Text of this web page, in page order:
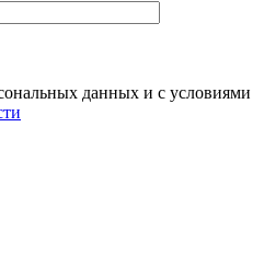
данных и с условиями